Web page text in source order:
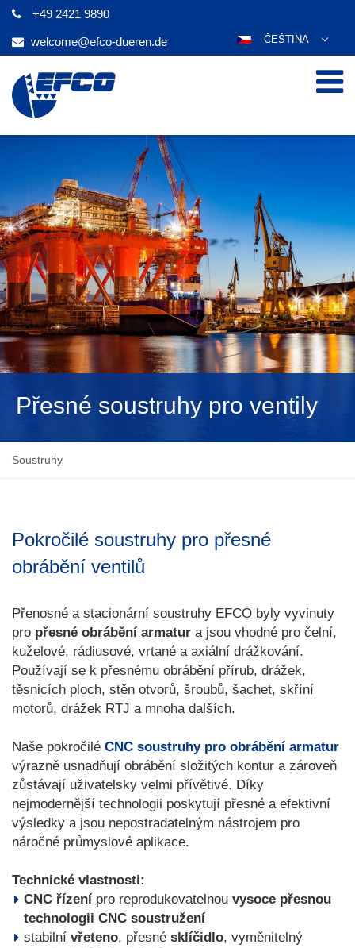
+49 2421 9890
welcome@efco-dueren.de
POLSKI
عربي
한국어
日本語
ČEŠTINA
PORTUGUÊS
РУССКИЙ
TÜRKÇE
MAGYAR
NEDERLANDS
Přesné soustruhy pro ventily
Soustruhy
Pokročilé soustruhy pro přesné
obrábění ventilů
Přenosné a stacionární soustruhy EFCO byly vyvinuty
pro přesné obrábění armatur a jsou vhodné pro čelní,
kuželové, rádiusové, vrtané a axiální drážkování.
Používají se k přesnému obrábění přírub, drážek,
těsnicích ploch, stěn otvorů, šroubů, šachet, skříní
motorů, drážek RTJ a mnoha dalších.
Naše pokročilé CNC soustruhy pro obrábění armatur
výrazně usnadňují obrábění složitých kontur a zároveň
zůstávají uživatelsky velmi přívětivé. Díky
nejmodernější technologii poskytují přesné a efektivní
výsledky a jsou nepostradatelným nástrojem pro
náročné průmyslové aplikace.
Technické vlastnosti:
CNC řízení pro reprodukovatelnou vysoce přesnou
technologii CNC soustružení
stabilní vřeteno, přesné sklíčidlo, vyměnitelný